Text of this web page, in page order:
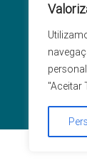
"Aceitar